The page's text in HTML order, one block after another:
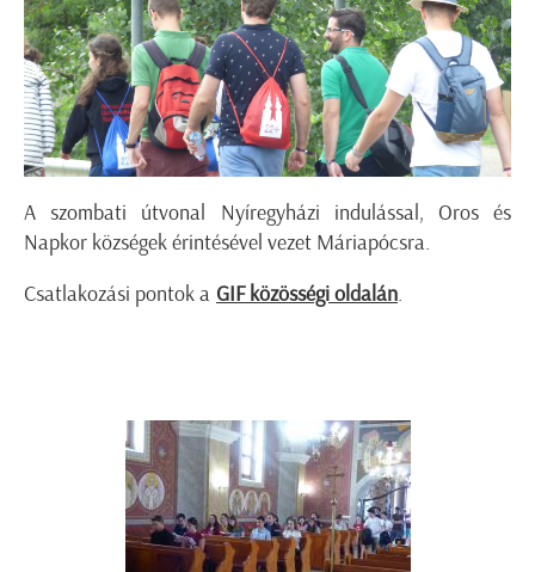
A szombati útvonal Nyíregyházi indulással, Oros és
Napkor községek érintésével vezet Máriapócsra.
Csatlakozási pontok a GIF közösségi oldalán.